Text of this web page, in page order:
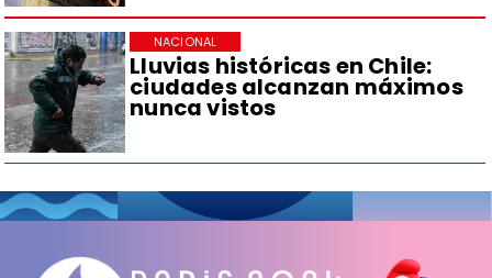
Lluvias históricas en Chile:
ciudades alcanzan máximos
nunca vistos
NACIONAL